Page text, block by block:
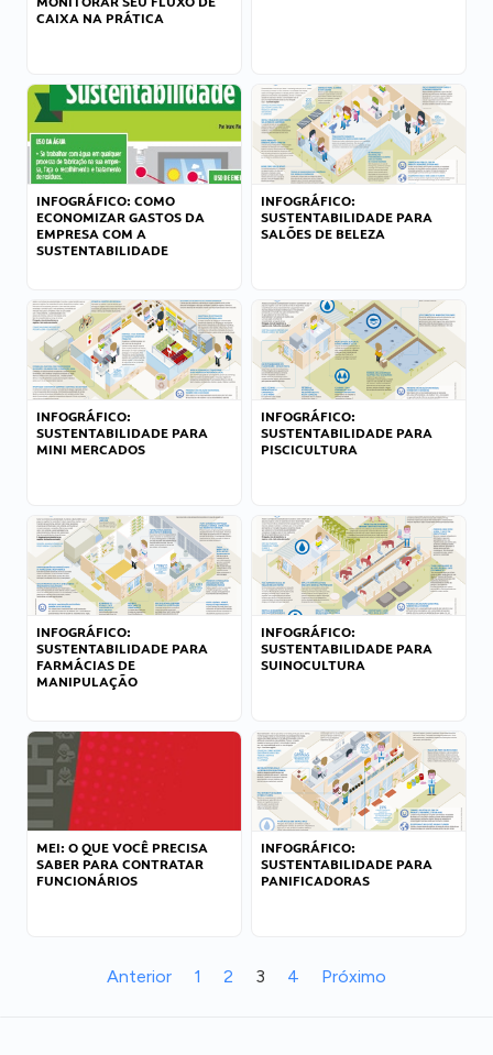
CAIXA NA PRÁTICA
INFOGRÁFICO: COMO
ECONOMIZAR GASTOS DA
EMPRESA COM A
SUSTENTABILIDADE
INFOGRÁFICO:
SUSTENTABILIDADE PARA
SALÕES DE BELEZA
INFOGRÁFICO:
SUSTENTABILIDADE PARA
MINI MERCADOS
INFOGRÁFICO:
SUSTENTABILIDADE PARA
PISCICULTURA
INFOGRÁFICO:
SUSTENTABILIDADE PARA
FARMÁCIAS DE
MANIPULAÇÃO
INFOGRÁFICO:
SUSTENTABILIDADE PARA
SUINOCULTURA
MEI: O QUE VOCÊ PRECISA
SABER PARA CONTRATAR
FUNCIONÁRIOS
INFOGRÁFICO:
SUSTENTABILIDADE PARA
PANIFICADORAS
Anterior 1 2 3 4 Próximo